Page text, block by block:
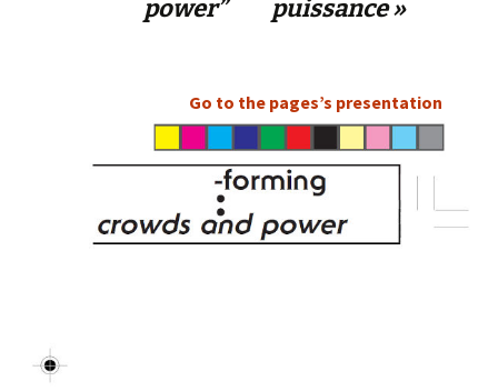
power”
puissance »
Go to the pages’s presentation